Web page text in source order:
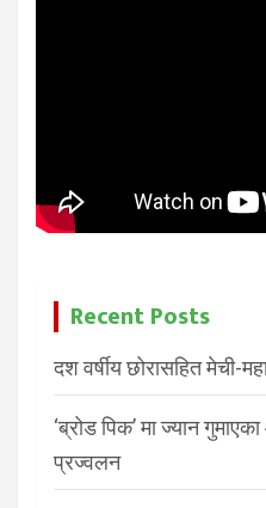
Recent Posts
दश वर्षीय छोरासहित मेची-
‘ब्रोड पिक’ मा ज्यान
प्रज्वलन